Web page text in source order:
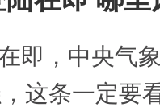
即，中央气
这条一定要